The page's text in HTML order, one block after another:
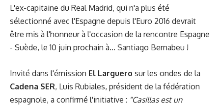
L'ex-capitaine du Real Madrid, qui n'a plus été
sélectionné avec l'Espagne depuis l'Euro 2016 devrait
être mis à l'honneur à l'occasion de la rencontre Espagne
- Suède, le 10 juin prochain à... Santiago Bernabeu !
Invité dans l'émission El Larguero sur les ondes de la
Cadena SER, Luis Rubiales, président de la fédération
espagnole, a confirmé l'initiative : "Casillas est un